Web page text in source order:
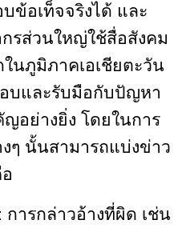
ข้อเท็จจริงได้ และ
รส่วนใหญ่ใช้สื่อสังคม
นภูมิภาคเอเชียตะวัน
อบและรับมือกับปัญหา
อย่างยิ่ง โดยในการ
ๆ นั้นสามารถแบ่งข่าว
การกล่าวอ้างที่ผิด เช่น